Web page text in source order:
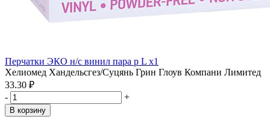
Перчатки ЭКО н/с винил пара р L x1
Хелиомед Хандельсгез/Суцянь Грин Глоув Компани Лимитед
33.30 ₽
-
+
В корзину